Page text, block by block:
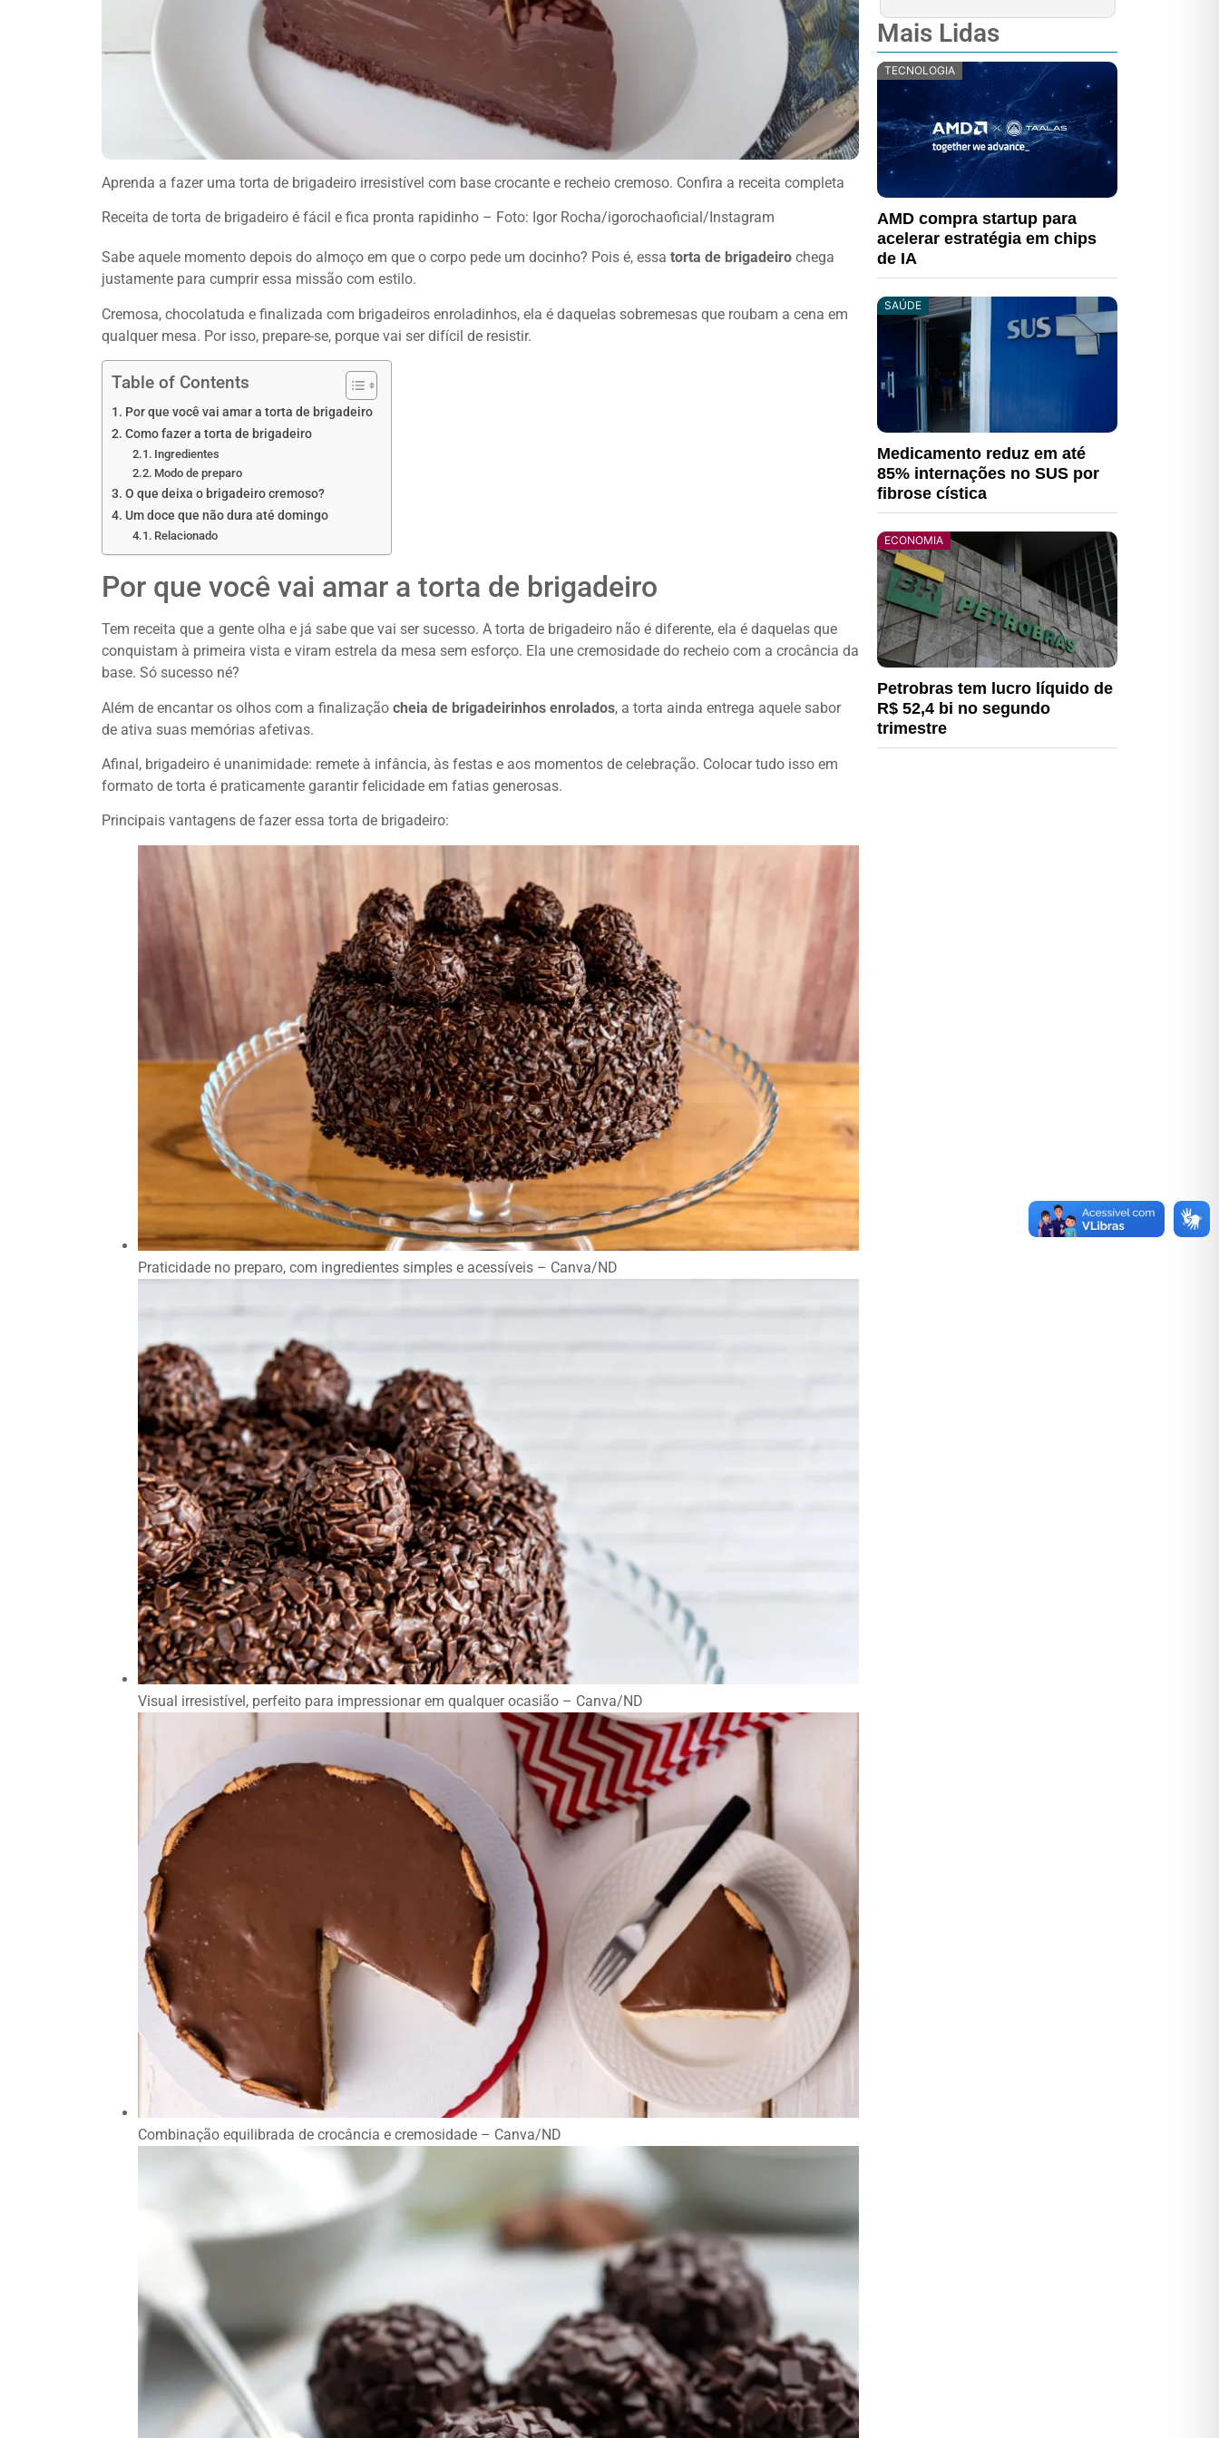
Aprenda a fazer uma torta de brigadeiro irresistível com base crocante e recheio cremoso. Confira a receita completa
Receita de torta de brigadeiro é fácil e fica pronta rapidinho – Foto: Igor Rocha/igorochaoficial/Instagram
Sabe aquele momento depois do almoço em que o corpo pede um docinho? Pois é, essa torta de brigadeiro chega
justamente para cumprir essa missão com estilo.
Cremosa, chocolatuda e finalizada com brigadeiros enroladinhos, ela é daquelas sobremesas que roubam a cena em
qualquer mesa. Por isso, prepare-se, porque vai ser difícil de resistir.
Table of Contents
Por que você vai amar a torta de brigadeiro
Como fazer a torta de brigadeiro
Ingredientes
Modo de preparo
O que deixa o brigadeiro cremoso?
Um doce que não dura até domingo
Relacionado
Por que você vai amar a torta de brigadeiro
Tem receita que a gente olha e já sabe que vai ser sucesso. A torta de brigadeiro não é diferente, ela é daquelas que
conquistam à primeira vista e viram estrela da mesa sem esforço. Ela une cremosidade do recheio com a crocância da
base. Só sucesso né?
Além de encantar os olhos com a finalização cheia de brigadeirinhos enrolados, a torta ainda entrega aquele sabor
de ativa suas memórias afetivas.
Afinal, brigadeiro é unanimidade: remete à infância, às festas e aos momentos de celebração. Colocar tudo isso em
formato de torta é praticamente garantir felicidade em fatias generosas.
Principais vantagens de fazer essa torta de brigadeiro:
Praticidade no preparo, com ingredientes simples e acessíveis – Canva/ND
Visual irresistível, perfeito para impressionar em qualquer ocasião – Canva/ND
Combinação equilibrada de crocância e cremosidade – Canva/ND
Mais Lidas
TECNOLOGIA
AMD compra startup para
acelerar estratégia em chips
de IA
SAÚDE
Medicamento reduz em até
85% internações no SUS por
fibrose cística
ECONOMIA
Petrobras tem lucro líquido de
R$ 52,4 bi no segundo
trimestre